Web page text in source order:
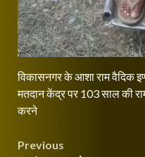
विकासनगर के आशा राम वैदिक
मतदान केंद्र पर 103 साल की
करने
Post
Previous